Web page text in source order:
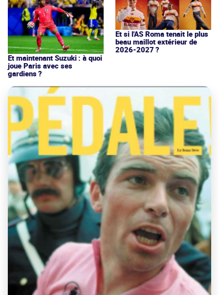
Et maintenant Suzuki : à quoi
joue Paris avec ses
gardiens ?
Et si l'AS Roma tenait le plus
beau maillot extérieur de
2026-2027 ?